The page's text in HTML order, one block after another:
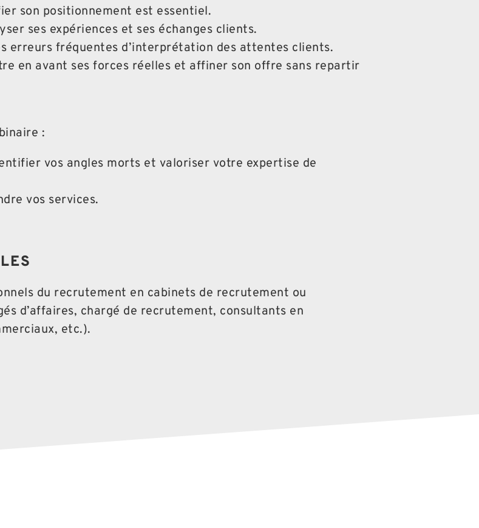
son positionnement est essentiel.
ses expériences et ses échanges clients.
erreurs fréquentes d’interprétation des attentes clients.
en avant ses forces réelles et affiner son offre sans repartir
:
vos angles morts et valoriser votre expertise de
vos services.
du recrutement en cabinets de recrutement ou
d’affaires, chargé de recrutement, consultants en
etc.).